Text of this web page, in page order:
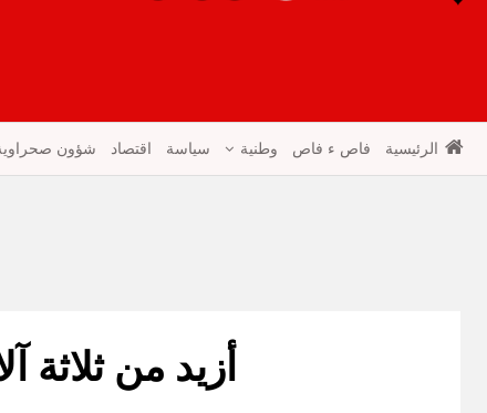
الرئيسية فاص ء فاص وطنية سياسة اقتصاد شؤون
أزيد من